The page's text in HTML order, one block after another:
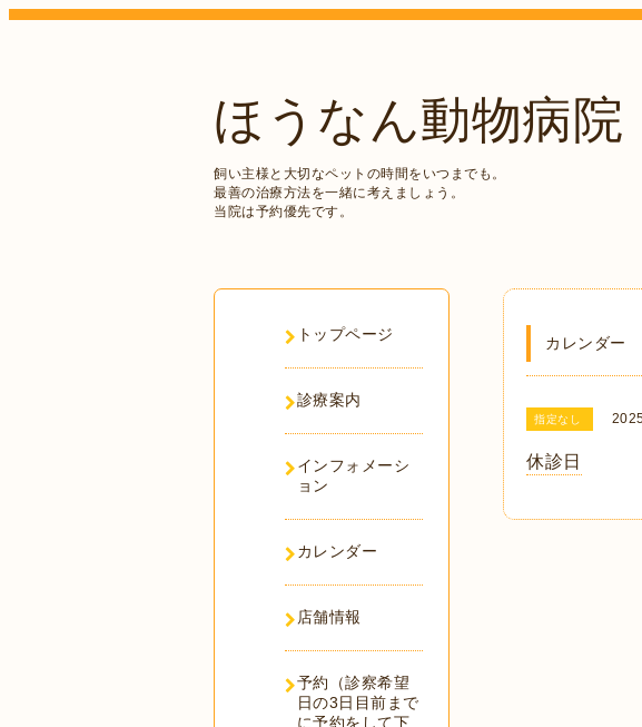
ほうなん動物病院
飼い主様と大切なペットの時間をいつまでも。
最善の治療方法を一緒に考えましょう。
当院は予約優先です。
カレンダー
指定なし
休診日
トップページ
診療案内
インフォメーシ
ョン
カレンダー
店舗情報
予約（診察希望
日の3日目前まで
に予約をして下